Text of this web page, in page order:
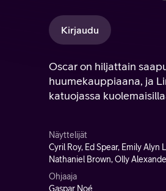
Kirjaudu
Oscar on hiljattain
huumekauppiaana, ja
katuojassa
Näyttelijät
Cyril Roy, Ed Spear, Emily Alyn
Nathaniel Brown, Olly
Ohjaaja
Gaspar Noé